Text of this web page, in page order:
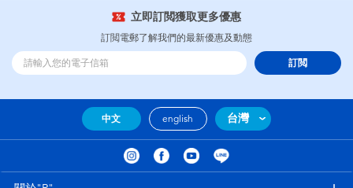
立即訂閲獲取更多優惠
訂閲電郵了解我們的最新優惠及動態
訂閲
中文 english 台灣